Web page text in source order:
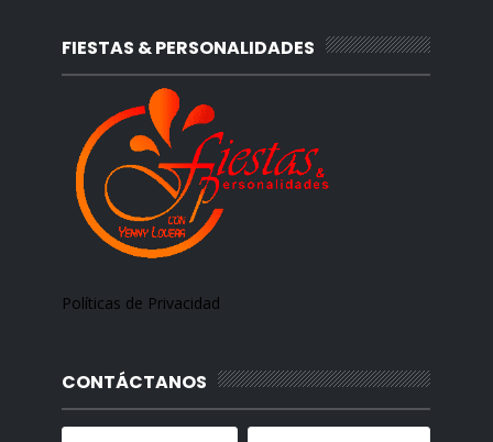
FIESTAS & PERSONALIDADES
Políticas de Privacidad
CONTÁCTANOS